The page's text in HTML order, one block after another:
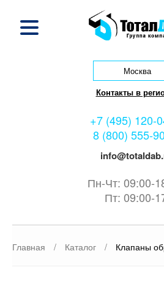
Москва
Контакты в
+7 (495) 120-
8 (800) 555-
Пн-Чт: 09:00-
Пт: 09:00-
Главная / Каталог / Клапаны